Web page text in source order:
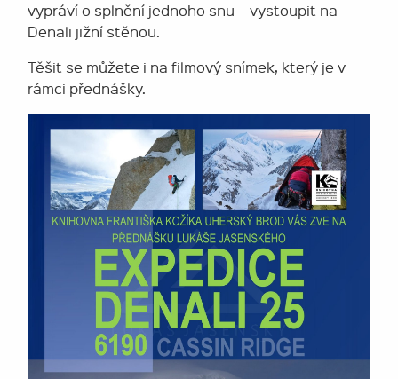
vypráví o splnění jednoho snu – vystoupit na
Denali jižní stěnou.
Těšit se můžete i na filmový snímek, který je v
rámci přednášky.